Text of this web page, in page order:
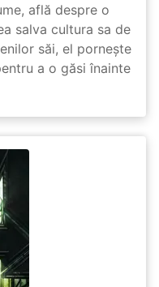
află despre o
salva cultura sa de
săi, el pornește
a o găsi înainte